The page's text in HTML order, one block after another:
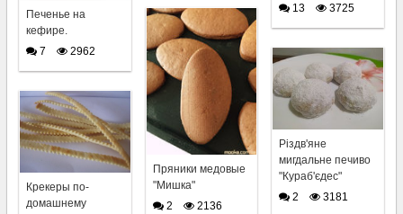
Печенье на
кефире.
7
2962
13
3725
Пряники медовые
"Мишка"
2
2136
Різдв'яне
мигдальне печиво
"Кураб'єдес"
2
3181
Крекеры по-
домашнему